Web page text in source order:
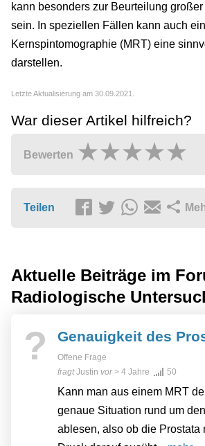
kann besonders zur Beurteilung großer
sein. In speziellen Fällen kann auch
Kernspintomographie (MRT) eine
darstellen.
Letzte Aktualisierung am 30.09.2021.
War dieser Artikel hilfreich?
Bewerten
Teilen
Aktuelle Beiträge im
Radiologische
? Genauigkeit des
Offene Frage
fragtJustin vor> 4 Jahre 50
Kann man aus einem MRT
genaue Situation rund um
ablesen, also ob die Prostata